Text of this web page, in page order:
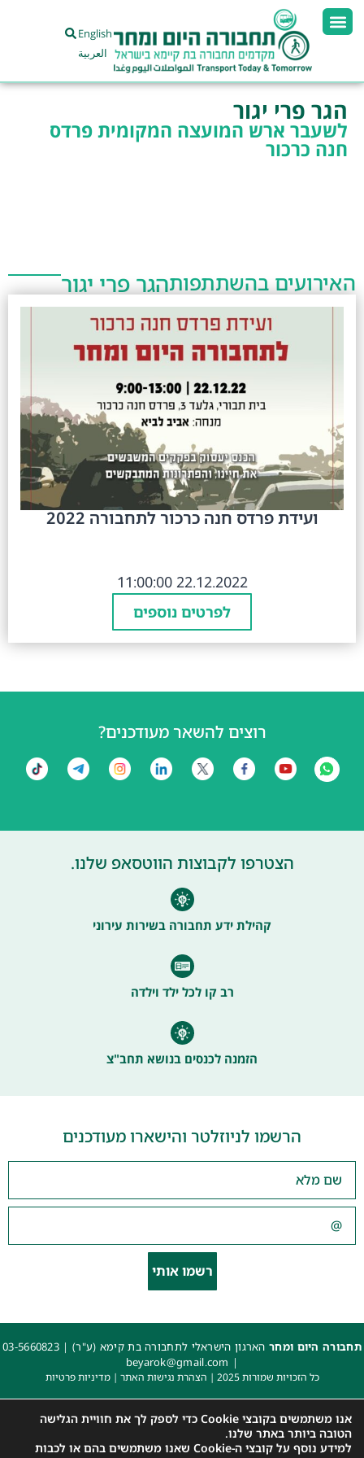
English
العربية
הגר פרי יגור
לשעבר ארש המועצה המקומית פרדס
חנה כרכור
האירועים בהשתתפותהגר פרי יגור
ועידת פרדס חנה כרכור לתחבורה 2022
22.12.2022 11:00:00
לפרטים נוספים
רוצים להשאר מעודכנים?
הצטרפו לקבוצות הווטסאפ שלנו.
קהילת ידע תחבורה בשירות עירוני
רב קו לכל ילד וילדה
הזמנה לכנסים בנושא תחב"צ
הרשמו לניוזלטר והישארו מעודכנים
רשמו אותי
תחבורה היום ומחרהארגון הישראלי לתחבורה בת קימא (ע"ר) | 03-5660823
|
beyarok@gmail.com
כל הזכויות שמורות 2025 | הצהרת נגישות האתר |מדיניות פרטיות
אנו משתמשים בקובצי Cookie כדי לספק לך את חוויית הגלישה
הטובה ביותר באתר שלנו.
למידע נוסף על קובצי ה-Cookie שאנו משתמשים בהם או לכבות